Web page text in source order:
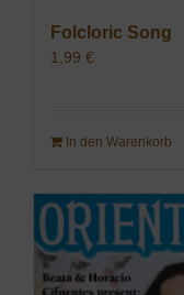
Folcloric Song
1,99 €
In den Warenkorb